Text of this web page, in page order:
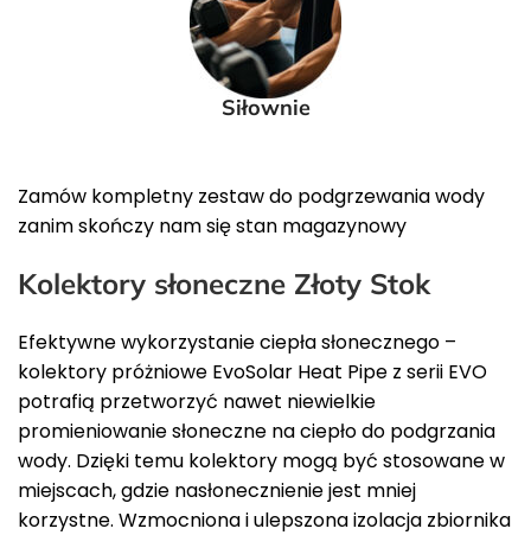
Siłownie
Zamów kompletny zestaw do podgrzewania wody
zanim skończy nam się stan magazynowy
Kolektory słoneczne Złoty Stok
Efektywne wykorzystanie ciepła słonecznego –
kolektory próżniowe EvoSolar Heat Pipe z serii EVO
potrafią przetworzyć nawet niewielkie
promieniowanie słoneczne na ciepło do podgrzania
wody. Dzięki temu kolektory mogą być stosowane w
miejscach, gdzie nasłonecznienie jest mniej
korzystne. Wzmocniona i ulepszona izolacja zbiornika